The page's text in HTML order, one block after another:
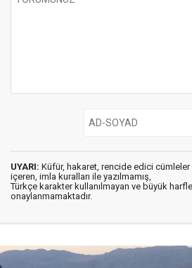
UYARI: Küfür, hakaret, rencide edici cümleler
içeren, imla kuralları ile yazılmamış,
Türkçe karakter kullanılmayan ve büyük
onaylanmamaktadır.